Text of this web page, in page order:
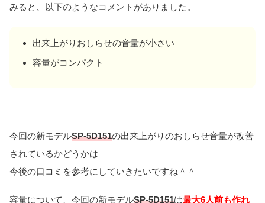
みると、以下のようなコメントがありました。
出来上がりおしらせの音量が小さい
容量がコンパクト
今回の新モデルSP-5D151の出来上がりのおしらせ音量が改善
されているかどうかは
今後の口コミを参考にしていきたいですね＾＾
容量について、今回の新モデルSP-5D151は最大6人前も作れ